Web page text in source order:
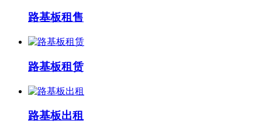
路基板租售
路基板租赁
路基板出租